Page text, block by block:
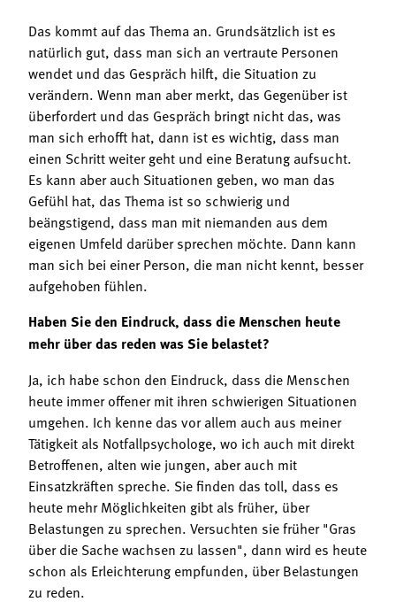
Das kommt auf das Thema an. Grundsätzlich ist es
natürlich gut, dass man sich an vertraute Personen
wendet und das Gespräch hilft, die Situation zu
verändern. Wenn man aber merkt, das Gegenüber ist
überfordert und das Gespräch bringt nicht das, was
man sich erhofft hat, dann ist es wichtig, dass man
einen Schritt weiter geht und eine Beratung aufsucht.
Es kann aber auch Situationen geben, wo man das
Gefühl hat, das Thema ist so schwierig und
beängstigend, dass man mit niemanden aus dem
eigenen Umfeld darüber sprechen möchte. Dann kann
man sich bei einer Person, die man nicht kennt, besser
aufgehoben fühlen.
Haben Sie den Eindruck, dass die Menschen heute
mehr über das reden was Sie belastet?
Ja, ich habe schon den Eindruck, dass die Menschen
heute immer offener mit ihren schwierigen Situationen
umgehen. Ich kenne das vor allem auch aus meiner
Tätigkeit als Notfallpsychologe, wo ich auch mit direkt
Betroffenen, alten wie jungen, aber auch mit
Einsatzkräften spreche. Sie finden das toll, dass es
heute mehr Möglichkeiten gibt als früher, über
Belastungen zu sprechen. Versuchten sie früher "Gras
über die Sache wachsen zu lassen", dann wird es heute
schon als Erleichterung empfunden, über Belastungen
zu reden.